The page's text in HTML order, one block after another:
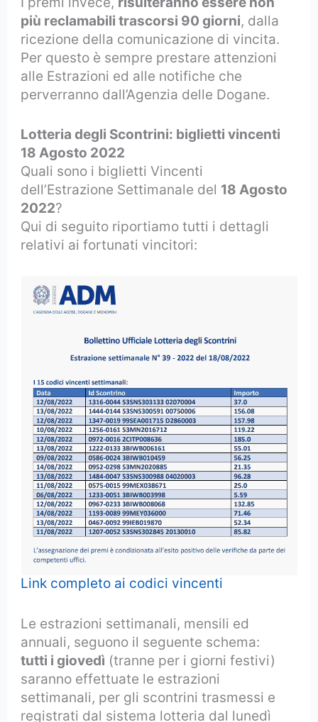
più reclamabili trascorsi 90 giorni, dalla
ricezione della comunicazione di vincita.
Per questo è sempre prestare attenzioni
alle Estrazioni ed alle notifiche che
perverranno dall’Agenzia delle Dogane.
Lotteria degli Scontrini: biglietti vincenti
18 Agosto 2022
Quali sono i biglietti Vincenti
dell’Estrazione Settimanale del 18 Agosto
2022?
Qui di seguito riportiamo tutti i dettagli
relativi ai fortunati vincitori:
Link completo ai codici vincenti
Le estrazioni settimanali, mensili ed
annuali, seguono il seguente schema:
tutti i giovedì (tranne per i giorni festivi)
saranno effettuate le estrazioni
settimanali, per gli scontrini trasmessi e
registrati dal sistema lotteria dal lunedì